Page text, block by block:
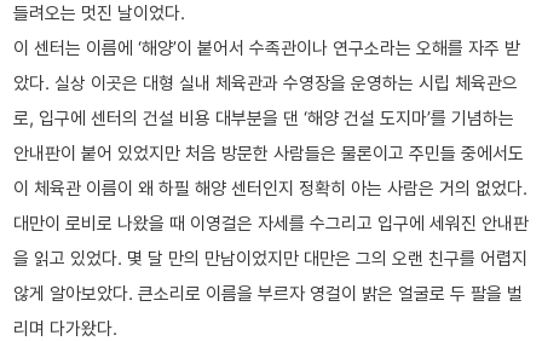
들려오는 멋진 날이었다.
이 센터는 이름에 ‘해양’이 붙어서 수족관이나 연구소라는 오해를 자주 받
았다. 실상 이곳은 대형 실내 체육관과 수영장을 운영하는 시립 체육관으
로, 입구에 센터의 건설 비용 대부분을 댄 ‘해양 건설 도지마’를 기념하는
안내판이 붙어 있었지만 처음 방문한 사람들은 물론이고 주민들 중에서도
이 체육관 이름이 왜 하필 해양 센터인지 정확히 아는 사람은 거의 없었다.
대만이 로비로 나왔을 때 이영걸은 자세를 수그리고 입구에 세워진 안내판
을 읽고 있었다. 몇 달 만의 만남이었지만 대만은 그의 오랜 친구를 어렵지
않게 알아보았다. 큰소리로 이름을 부르자 영걸이 밝은 얼굴로 두 팔을 벌
리며 다가왔다.